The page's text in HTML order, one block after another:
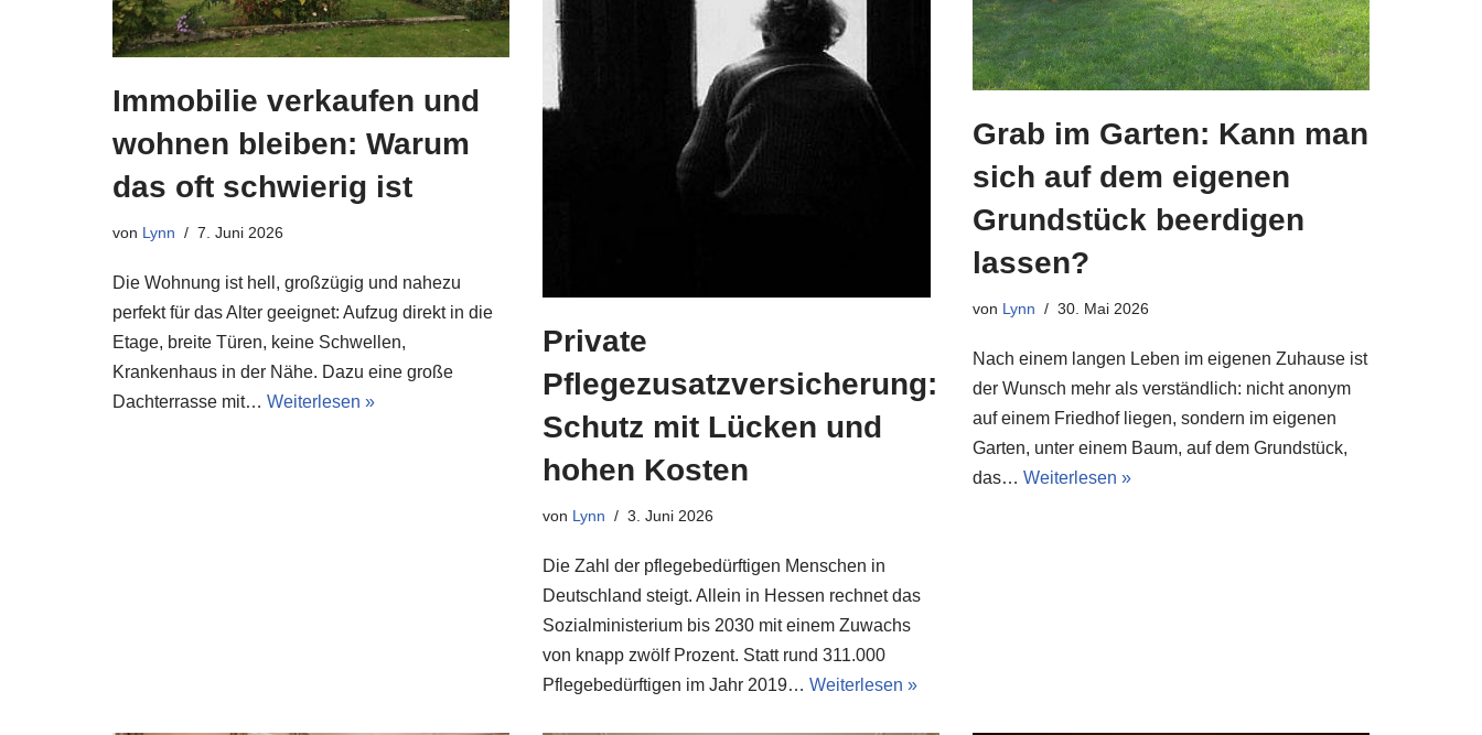
Immobilie verkaufen und
wohnen bleiben: Warum
das oft schwierig ist
von Lynn 7. Juni 2026
Die Wohnung ist hell, großzügig und nahezu
perfekt für das Alter geeignet: Aufzug direkt in die
Etage, breite Türen, keine Schwellen,
Krankenhaus in der Nähe. Dazu eine große
Dachterrasse mit… Weiterlesen »
Private
Pflegezusatzversicherung:
Schutz mit Lücken und
hohen Kosten
von Lynn 3. Juni 2026
Die Zahl der pflegebedürftigen Menschen in
Deutschland steigt. Allein in Hessen rechnet das
Sozialministerium bis 2030 mit einem Zuwachs
von knapp zwölf Prozent. Statt rund 311.000
Pflegebedürftigen im Jahr 2019… Weiterlesen »
Grab im Garten: Kann man
sich auf dem eigenen
Grundstück beerdigen
lassen?
von Lynn 30. Mai 2026
Nach einem langen Leben im eigenen Zuhause ist
der Wunsch mehr als verständlich: nicht anonym
auf einem Friedhof liegen, sondern im eigenen
Garten, unter einem Baum, auf dem Grundstück,
das… Weiterlesen »